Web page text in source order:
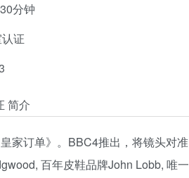
分钟
证
简介
家订单》。BBC4推出，将镜头对
百年皮鞋品牌John Lobb, 唯